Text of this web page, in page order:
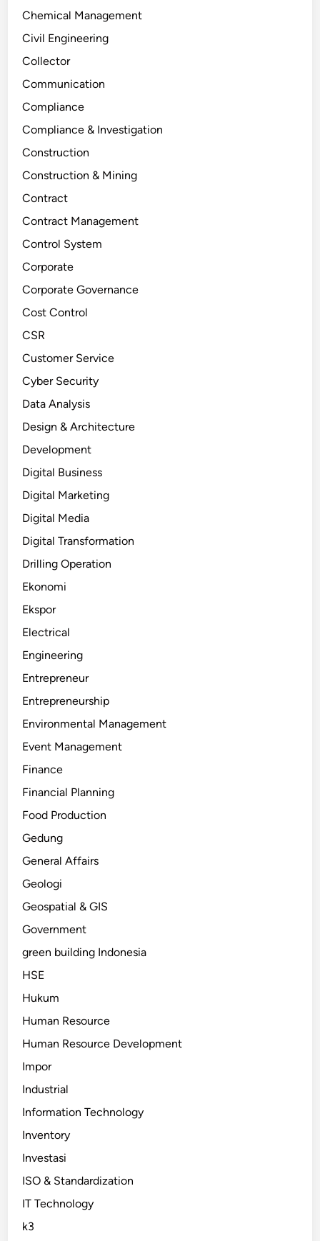
Chemical Management
Civil Engineering
Collector
Communication
Compliance
Compliance & Investigation
Construction
Construction & Mining
Contract
Contract Management
Control System
Corporate
Corporate Governance
Cost Control
CSR
Customer Service
Cyber Security
Data Analysis
Design & Architecture
Development
Digital Business
Digital Marketing
Digital Media
Digital Transformation
Drilling Operation
Ekonomi
Ekspor
Electrical
Engineering
Entrepreneur
Entrepreneurship
Environmental Management
Event Management
Finance
Financial Planning
Food Production
Gedung
General Affairs
Geologi
Geospatial & GIS
Government
green building Indonesia
HSE
Hukum
Human Resource
Human Resource Development
Impor
Industrial
Information Technology
Inventory
Investasi
ISO & Standardization
IT Technology
k3